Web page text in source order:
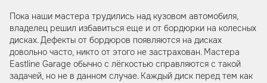
Пока наши мастера трудились над кузовом автомобиля,
владелец решил избавиться еще и от бордюрки на колесных
дисках. Дефекты от бордюров появляются на дисках
довольно часто, никто от этого не застрахован. Мастера
Eastline Garage обычно с лёгкостью справляются с такой
задачей, но не в данном случае. Каждый диск перед тем как